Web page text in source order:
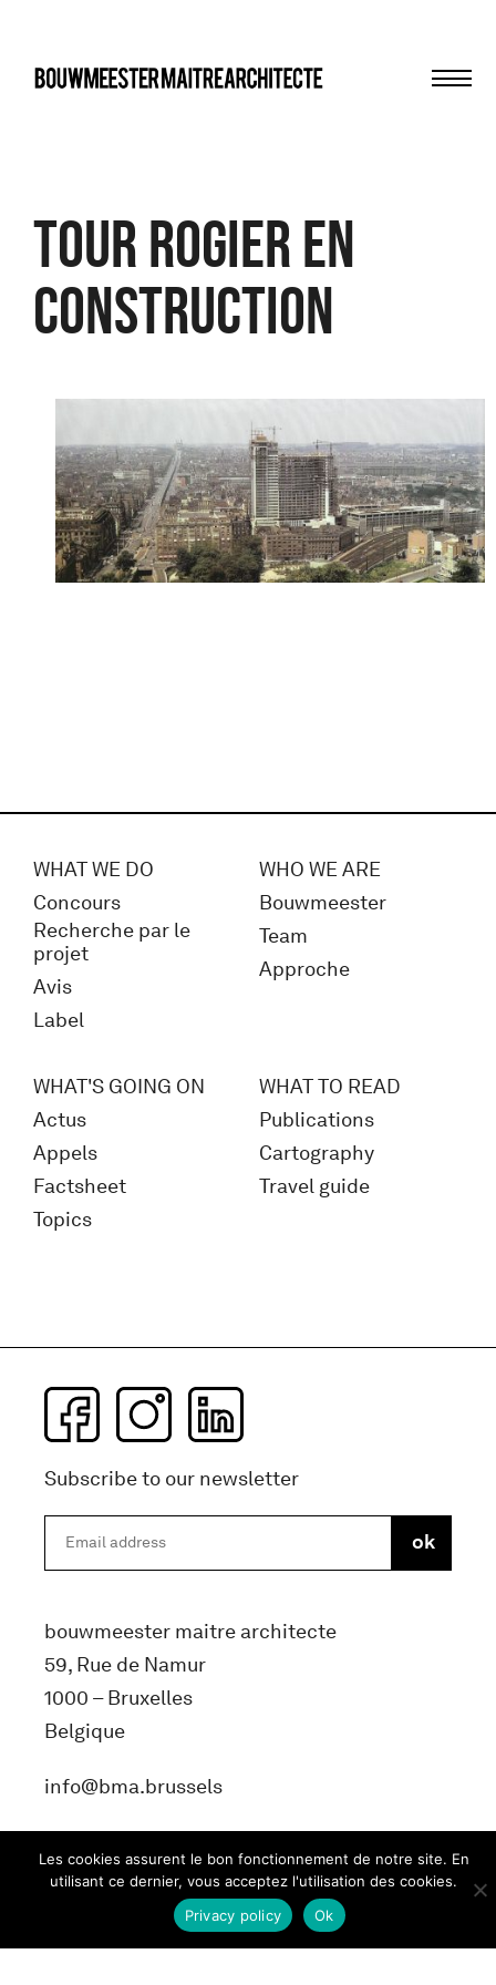
Tour Rogier en
construction
WHAT WE DO
Concours
Recherche par le
projet
Avis
Label
WHO WE ARE
Bouwmeester
Team
Approche
WHAT'S GOING ON
Actus
Appels
Factsheet
Topics
WHAT TO READ
Publications
Cartography
Travel guide
Subscribe to our newsletter
bouwmeester maitre architecte
59, Rue de Namur
1000 – Bruxelles
Belgique
info@bma.brussels
Les cookies assurent le bon fonctionnement de notre site. En
utilisant ce dernier, vous acceptez l'utilisation des cookies.
Ok
Privacy policy